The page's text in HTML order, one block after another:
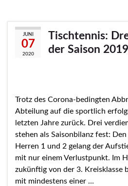
JUNI
07
2020
Tischtennis:
der Saison
Trotz des Corona-bedingten
Abteilung auf die sportlich
letzten Jahre zurück. Drei
stehen als Saisonbilanz fest:
Herren 1 und 2 gelang der
mit nur einem Verlustpunkt. Im
zukünftig von der 3. Kreisklasse
mit mindestens einer …